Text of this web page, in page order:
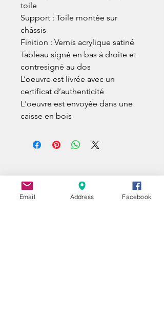
toile
Support : Toile montée sur
châssis
Finition : Vernis acrylique satiné
Tableau signé en bas à droite et
contresigné au dos
L’oeuvre est livrée avec un
certificat d’authenticité
L'oeuvre est envoyée dans une
caisse en bois
Email Address Facebook